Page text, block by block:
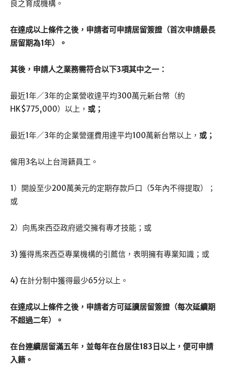
良之育成機構。
在達成以上條件之後，申請者可申請居留簽證（首次申請最長
居留期為1年）。
其後，申請人之業務需符合以下3項其中之一：
最近1年／3年的企業營收達平均300萬元新台幣（約
HK$775,000）以上， 或；
最近1年／3年的企業營運費用達平均100萬新台幣以上， 或；
僱用3名以上台灣籍員工。
1）開設至少200萬美元的定期存款戶口（5年內不得提取）；
或
2）向馬來西亞政府遞交擁有專才技能；或
3) 獲得馬來西亞專業機構的引薦信，表明擁有專業知識；或
4) 在計分制中獲得最少65分以上。
在達成以上條件之後，申請者方可延讀居留簽證（每次延續期
不超過二年）。
在台連續居留滿五年，並每年在台居住183日以上，便可申請
入籍。